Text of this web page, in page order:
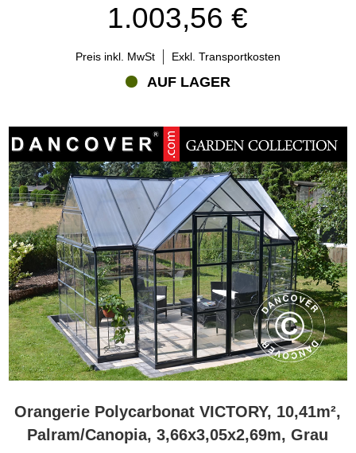
1.003,56 €
Preis inkl. MwSt Exkl. Transportkosten
AUF LAGER
Orangerie Polycarbonat VICTORY, 10,41m²,
Palram/Canopia, 3,66x3,05x2,69m, Grau